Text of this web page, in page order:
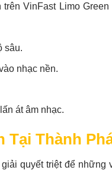
VinFast Limo
sâu.
nhạc nền.
át âm nhạc.
Tại Thành
quyết triệt để những